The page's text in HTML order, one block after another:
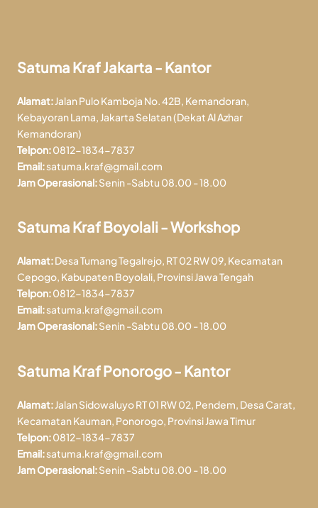
Satuma Kraf Jakarta - Kantor
Alamat:Jalan Pulo Kamboja No. 42B, Kemandoran,
Kebayoran Lama, Jakarta Selatan (Dekat Al Azhar
Kemandoran)
Telpon:0812-1834-7837
Email:satuma.kraf@gmail.com
Jam Operasional:Senin -Sabtu 08.00 - 18.00
Satuma Kraf Boyolali - Workshop
Alamat:Desa Tumang Tegalrejo, RT 02 RW 09, Kecamatan
Cepogo, Kabupaten Boyolali, Provinsi Jawa Tengah
Telpon:0812-1834-7837
Email:satuma.kraf@gmail.com
Jam Operasional:Senin -Sabtu 08.00 - 18.00
Satuma Kraf Ponorogo - Kantor
Alamat:Jalan Sidowaluyo RT 01 RW 02, Pendem, Desa Carat,
Kecamatan Kauman, Ponorogo, Provinsi Jawa Timur
Telpon:0812-1834-7837
Email:satuma.kraf@gmail.com
Jam Operasional:Senin -Sabtu 08.00 - 18.00